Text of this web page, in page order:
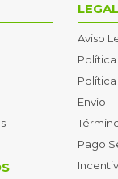
LEGAL
Aviso
Envío
Pago